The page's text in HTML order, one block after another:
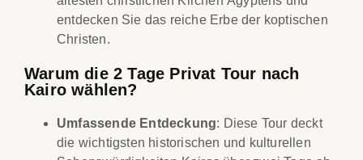
entdecken Sie das reiche Erbe der koptischen
Christen.
Warum die 2 Tage Privat Tour nach
Kairo wählen?
Umfassende Entdeckung: Diese Tour deckt
die wichtigsten historischen und kulturellen